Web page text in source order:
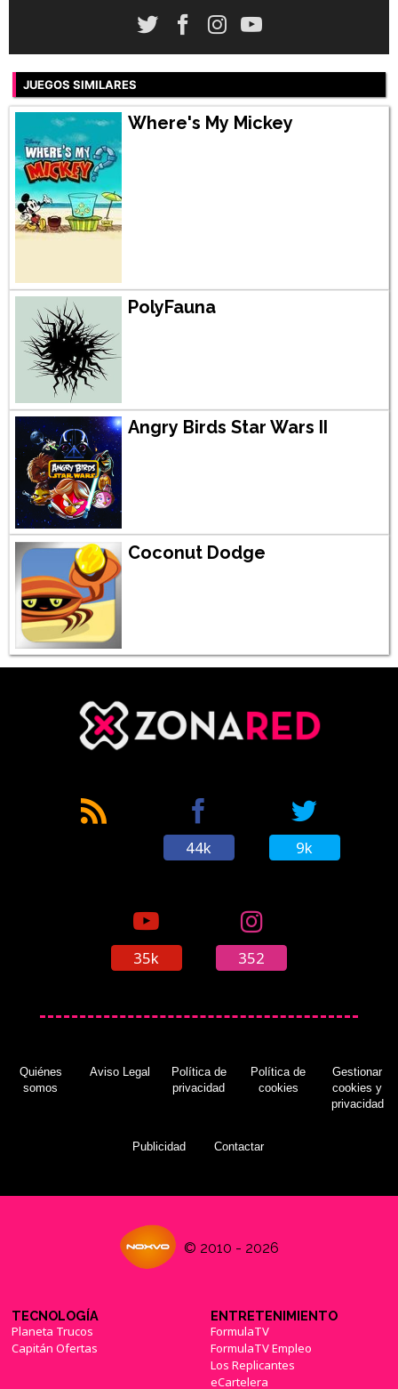
JUEGOS SIMILARES
Where's My Mickey
PolyFauna
Angry Birds Star Wars II
Coconut Dodge
44k 9k
35k 352
Quiénes
somos
Aviso Legal
Política de
privacidad
Política de
cookies
Gestionar
cookies y
privacidad
Publicidad Contactar
© 2010 - 2026
TECNOLOGÍA
Planeta Trucos
Capitán Ofertas
ENTRETENIMIENTO
FormulaTV
FormulaTV Empleo
Los Replicantes
eCartelera